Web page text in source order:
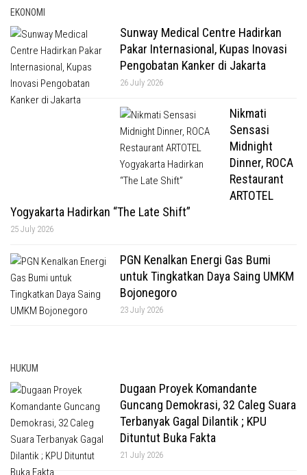
EKONOMI
Sunway Medical Centre Hadirkan
Pakar Internasional, Kupas Inovasi
Pengobatan Kanker di Jakarta
26 July 2026
Nikmati
Sensasi
Midnight
Dinner, ROCA
Restaurant
ARTOTEL
Yogyakarta Hadirkan “The Late Shift”
25 July 2026
PGN Kenalkan Energi Gas Bumi
untuk Tingkatkan Daya Saing UMKM
Bojonegoro
23 July 2026
HUKUM
Dugaan Proyek Komandante
Guncang Demokrasi, 32 Caleg Suara
Terbanyak Gagal Dilantik ; KPU
Dituntut Buka Fakta
21 July 2026